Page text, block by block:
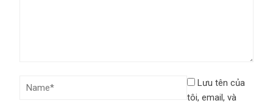
Lưu tên của
tôi, email, và